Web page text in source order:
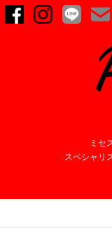
ミセ
スペシャリ